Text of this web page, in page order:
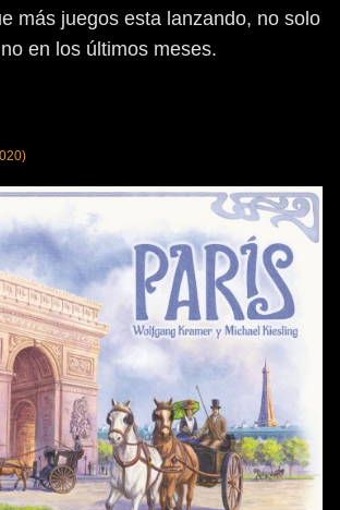
más juegos esta lanzando, no solo
en los últimos meses.